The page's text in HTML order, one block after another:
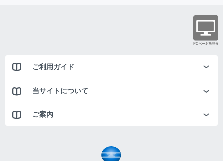
ご利用ガイド
当サイトについて
ご案内